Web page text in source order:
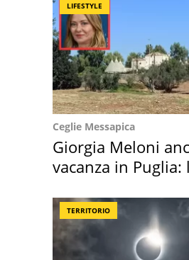
LIFESTYLE
Ceglie Messapica
Giorgia Meloni
vacanza in Puglia:
TERRITORIO